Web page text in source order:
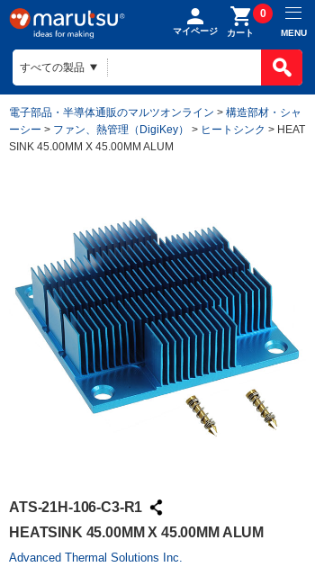
マイページ カート
0
MENU
電子部品・半導体通販のマルツオンライン > 構造部材・シャ
ーシー > ファン、熱管理（DigiKey） > ヒートシンク > HEAT
SINK 45.00MM X 45.00MM ALUM
ATS-21H-106-C3-R1
HEATSINK 45.00MM X 45.00MM ALUM
Advanced Thermal Solutions Inc.